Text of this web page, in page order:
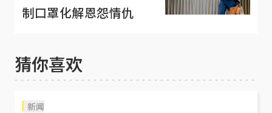
制口罩化解恩怨情仇
猜你喜欢
新闻